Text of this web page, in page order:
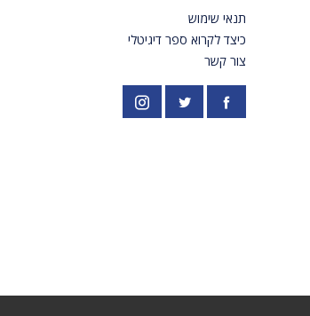
תנאי שימוש
כיצד לקרוא ספר דיגיטלי
צור קשר
פייסבוק PardesPublish
אינסטגרם